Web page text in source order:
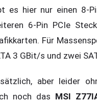
es hier nur einen 8-
6-Pin PCIe
Für
3 GBit/s und zwei
aber leider
noch das MSI